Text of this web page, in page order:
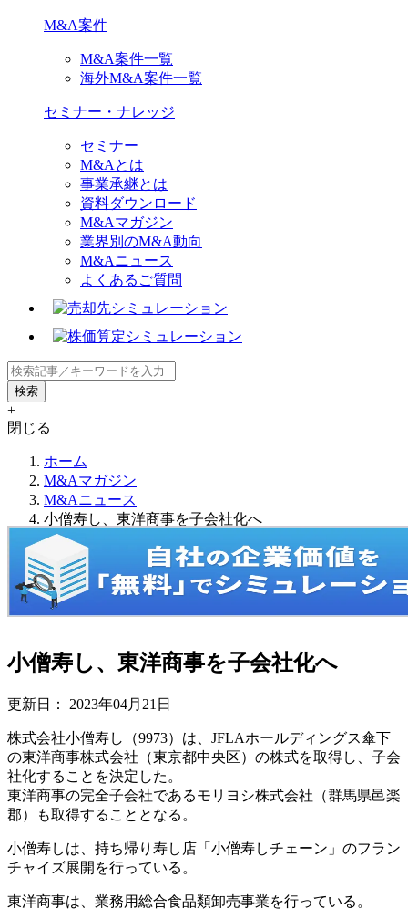
M&A案件
M&A案件一覧
海外M&A案件一覧
セミナー・ナレッジ
セミナー
M&Aとは
事業承継とは
資料ダウンロード
M&Aマガジン
業界別のM&A動向
M&Aニュース
よくあるご質問
+
閉じる
ホーム
M&Aマガジン
M&Aニュース
小僧寿し、東洋商事を子会社化へ
小僧寿し、東洋商事を子会社化へ
更新日： 2023年04月21日
株式会社小僧寿し（9973）は、JFLAホールディングス傘下
の東洋商事株式会社（東京都中央区）の株式を取得し、子会
社化することを決定した。
東洋商事の完全子会社であるモリヨシ株式会社（群馬県邑楽
郡）も取得することとなる。
小僧寿しは、持ち帰り寿し店「小僧寿しチェーン」のフラン
チャイズ展開を行っている。
東洋商事は、業務用総合食品類卸売事業を行っている。